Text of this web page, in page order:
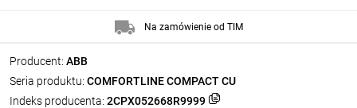
Producent: ABB
Seria produktu: COMFORTLINE COMPACT CU
Indeks producenta: 2CPX052668R9999
Na zamówienie od TIM